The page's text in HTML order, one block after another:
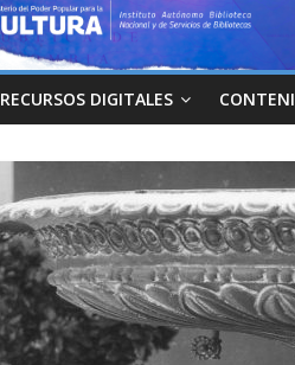
RECURSOS DIGITALES